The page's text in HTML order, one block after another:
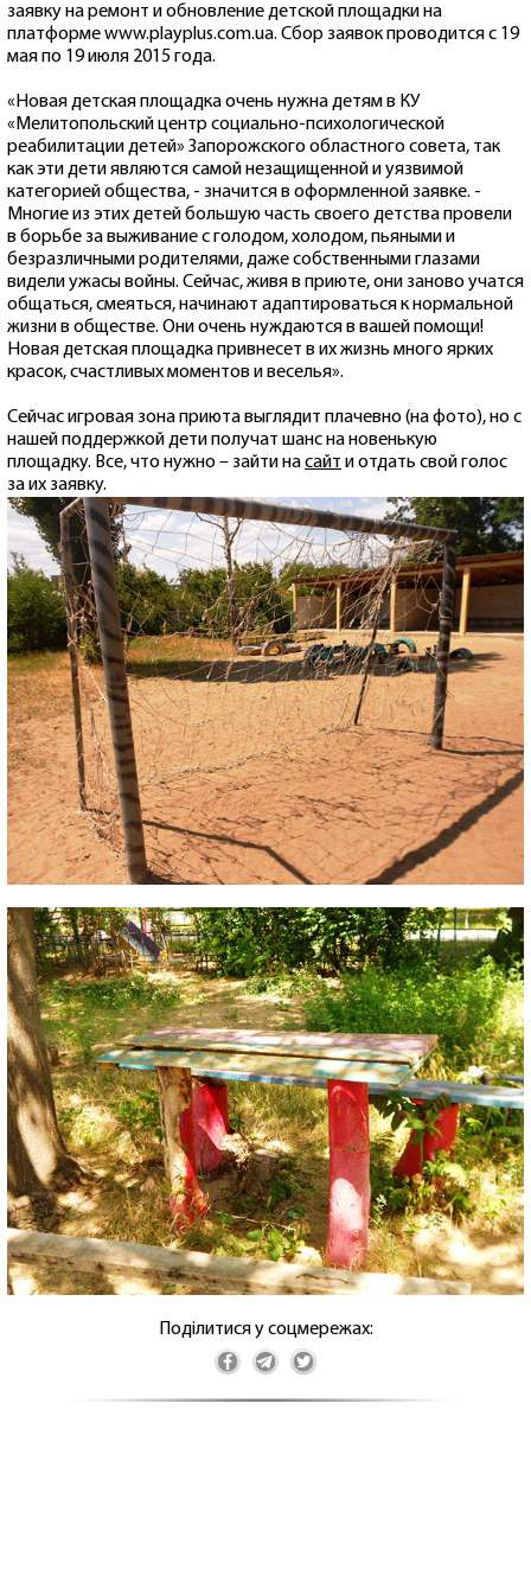
заявку на ремонт и обновление детской площадки на
платформе www.playplus.com.ua. Сбор заявок проводится с 19
мая по 19 июля 2015 года.
«Новая детская площадка очень нужна детям в КУ
«Мелитопольский центр социально-психологической
реабилитации детей» Запорожского областного совета, так
как эти дети являются самой незащищенной и уязвимой
категорией общества, - значится в оформленной заявке. -
Многие из этих детей большую часть своего детства провели
в борьбе за выживание с голодом, холодом, пьяными и
безразличными родителями, даже собственными глазами
видели ужасы войны. Сейчас, живя в приюте, они заново учатся
общаться, смеяться, начинают адаптироваться к нормальной
жизни в обществе. Они очень нуждаются в вашей помощи!
Новая детская площадка привнесет в их жизнь много ярких
красок, счастливых моментов и веселья».
Сейчас игровая зона приюта выглядит плачевно (на фото), но с
нашей поддержкой дети получат шанс на новенькую
площадку. Все, что нужно – зайти насайт и отдать свой голос
за их заявку.
Поділитися у соцмережах: